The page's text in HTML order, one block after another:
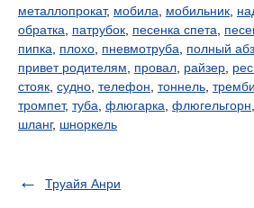
металлопрокат, мобила мобильник
обратка
патрубок песенка спета
пипка
плохо пневмотруба полный
привет родителям
провал райзер
стояк судно телефон тоннель
тромпет, туба флюгарка флюгельгорн
шланг, шноркель
Труайя Анри